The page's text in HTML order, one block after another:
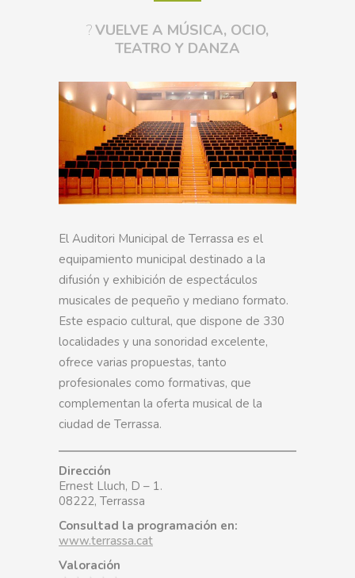
?VUELVE A MÚSICA, OCIO,
TEATRO Y DANZA
El Auditori Municipal de Terrassa es el
equipamiento municipal destinado a la
difusión y exhibición de espectáculos
musicales de pequeño y mediano formato.
Este espacio cultural, que dispone de 330
localidades y una sonoridad excelente,
ofrece varias propuestas, tanto
profesionales como formativas, que
complementan la oferta musical de la
ciudad de Terrassa.
Dirección
Ernest Lluch, D – 1.
08222, Terrassa
Consultad la programación en:
www.terrassa.cat
Valoración